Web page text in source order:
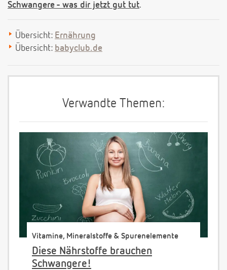
Schwangere - was dir jetzt gut tut.
Übersicht: Ernährung
Übersicht: babyclub.de
Verwandte Themen:
Vitamine, Mineralstoffe & Spurenelemente
Diese Nährstoffe brauchen
Schwangere!